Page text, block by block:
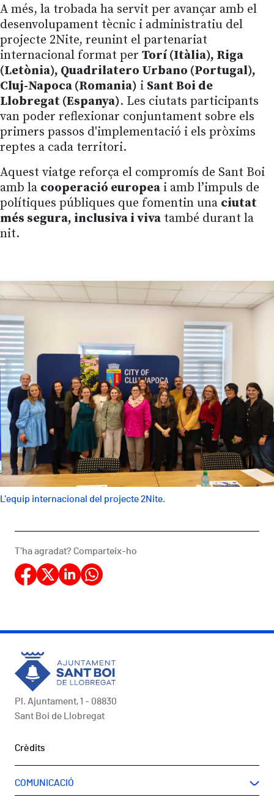
A més, la trobada ha servit per avançar amb el
desenvolupament tècnic i administratiu del
projecte 2Nite, reunint el partenariat
internacional format per Torí (Itàlia), Riga
(Letònia), Quadrilatero Urbano (Portugal),
Cluj-Napoca (Romania) i Sant Boi de
Llobregat (Espanya). Les ciutats participants
van poder reflexionar conjuntament sobre els
primers passos d'implementació i els pròxims
reptes a cada territori.
Aquest viatge reforça el compromís de Sant Boi
amb la cooperació europea i amb l’impuls de
polítiques públiques que fomentin una ciutat
més segura, inclusiva i viva també durant la
nit.
L'equip internacional del projecte 2Nite.
T'ha agradat? Comparteix-ho
Pl. Ajuntament, 1 - 08830
Sant Boi de Llobregat
Peu
Crèdits
COMUNICACIÓ